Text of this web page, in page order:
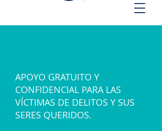
APOYO GRATUITO Y
CONFIDENCIAL PARA LAS
VÍCTIMAS DE DELITOS Y SUS
SERES QUERIDOS.